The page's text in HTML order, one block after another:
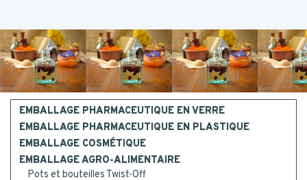
ACTUALITÉS
CONTACT
EMBALLAGE PHARMACEUTIQUE EN VERRE
EMBALLAGE PHARMACEUTIQUE EN PLASTIQUE
EMBALLAGE COSMÉTIQUE
EMBALLAGE AGRO-ALIMENTAIRE
Pots et bouteilles Twist-Off
PRÉNOM *
EMAIL
TEL.*